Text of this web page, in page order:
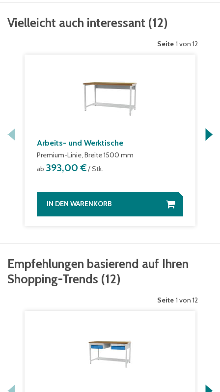
Vielleicht auch interessant (12)
Seite 1 von 12
Arbeits- und Werktische
Premium-Linie, Breite 1500 mm
ab 393,00 €/ Stk.
IN DEN WARENKORB
Empfehlungen basierend auf Ihren
Shopping-Trends (12)
Seite 1 von 12